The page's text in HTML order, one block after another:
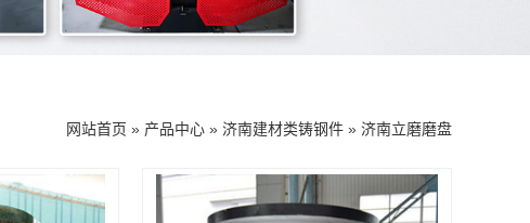
网站首页 » 产品中心 » 济南建材类铸钢件 » 济南立磨磨盘